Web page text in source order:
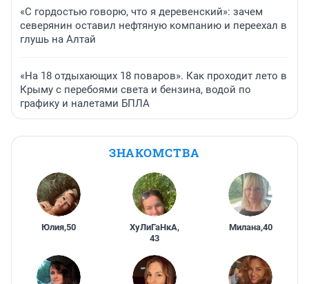
«С гордостью говорю, что я деревенский»: зачем
северянин оставил нефтяную компанию и переехал в
глушь на Алтай
«На 18 отдыхающих 18 поваров». Как проходит лето в
Крыму с перебоями света и бензина, водой по
графику и налетами БПЛА
ЗНАКОМСТВА
Юлия,50 ХуЛиГаНкА,
43
Милана,40